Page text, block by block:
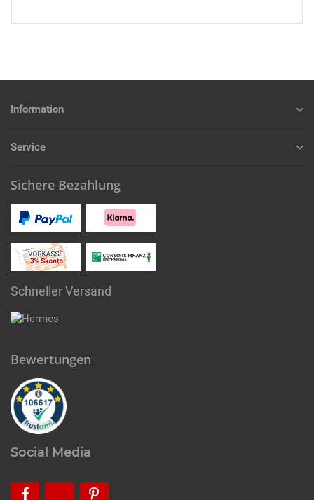
Information
Service
Sichere Bezahlung
Schneller Versand
Bewertungen
Social Media